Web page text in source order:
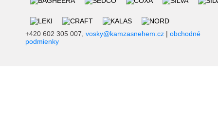
+420 602 305 007, vosky@kamzasnehem.cz | obchodné
podmienky